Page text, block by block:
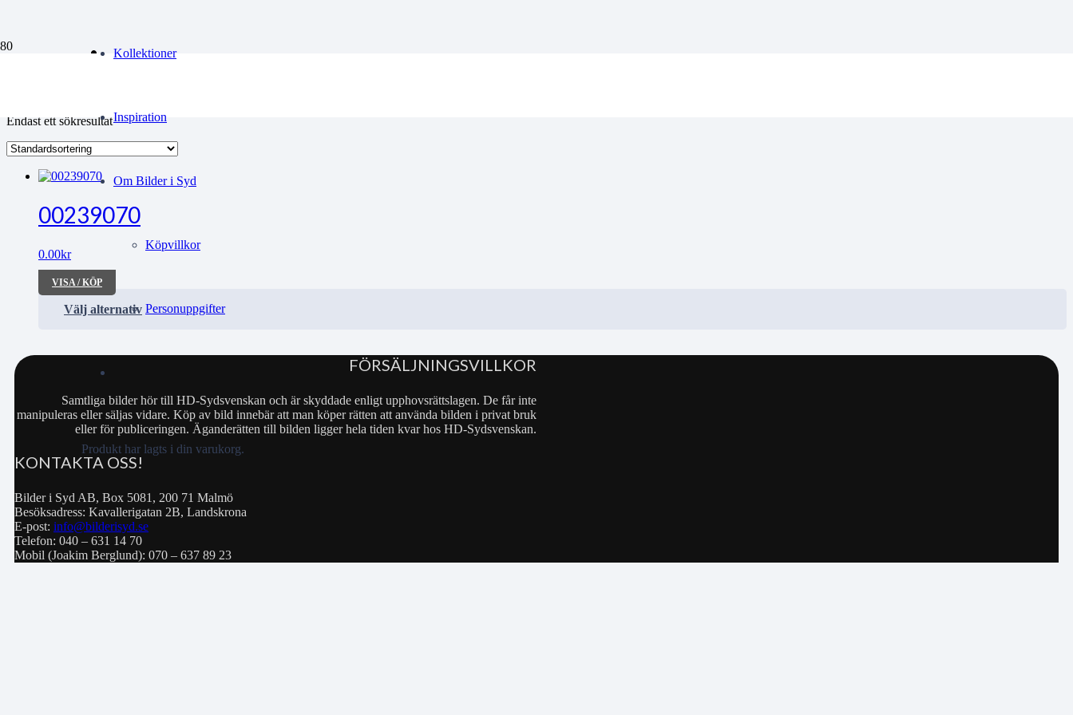
Kollektioner
Inspiration
Om Bilder i Syd
Köpvillkor
Personuppgifter
Produkt har lagts i din varukorg.
marinmuseum
Endast ett sökresultat
00239070
0.00kr
VISA / KÖP
Välj alternativ
FÖRSÄLJNINGSVILLKOR
Samtliga bilder hör till HD-Sydsvenskan och är skyddade enligt upphovsrättslagen. De får inte
manipuleras eller säljas vidare. Köp av bild innebär att man köper rätten att använda bilden i privat bruk
eller för publiceringen. Äganderätten till bilden ligger hela tiden kvar hos HD-Sydsvenskan.
KONTAKTA OSS!
Bilder i Syd AB, Box 5081, 200 71 Malmö
Besöksadress: Kavallerigatan 2B, Landskrona
E-post: info@bilderisyd.se
Telefon: 040 – 631 14 70
Mobil (Joakim Berglund): 070 – 637 89 23